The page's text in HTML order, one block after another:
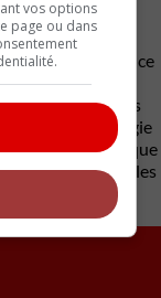
les
l’intelligence
grands défis du
malgré des
si cette technologie
importante que
de véhicules
vos options
page ou dans